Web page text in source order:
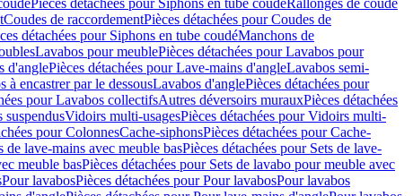
Pièces détachées pour Siphons en tube coudéRallonges de coude
Coudes de raccordementPièces détachées pour Coudes de
détachées pour Siphons en tube coudéManchons de
Lavabos pour meublePièces détachées pour Lavabos pour
d'anglePièces détachées pour Lave-mains d'angleLavabos semi-
à encastrer par le dessousLavabos d'anglePièces détachées pour
pour Lavabos collectifsAutres déversoirs murauxPièces détachées
suspendusVidoirs multi-usagesPièces détachées pour Vidoirs multi-
pour ColonnesCache-siphonsPièces détachées pour Cache-
de lave-mains avec meuble basPièces détachées pour Sets de lave-
meuble basPièces détachées pour Sets de lavabo pour meuble avec
Pour lavabosPièces détachées pour Pour lavabosPour lavabos